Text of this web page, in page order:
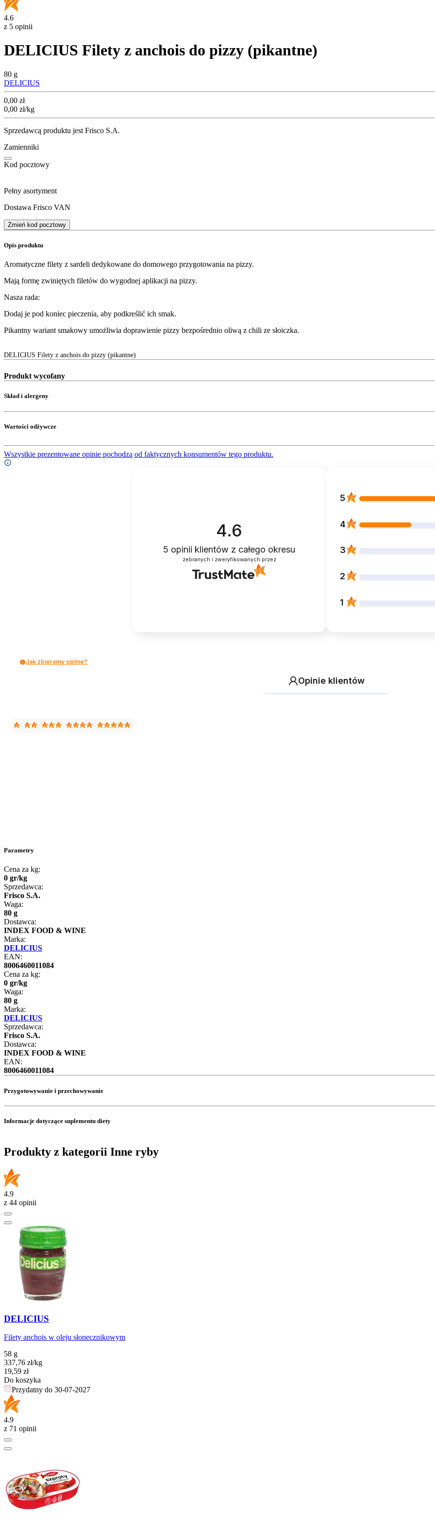
4.6
z 5 opinii
DELICIUS Filety z anchois do pizzy (pikantne)
80 g
DELICIUS
Cena
0,00 zł
0,00 zł/kg
Sprzedawcą produktu jest Frisco S.A.
Zamienniki
Kod pocztowy
Pełny asortyment
Dostawa Frisco VAN
Zmień kod pocztowy
Opis produktu
Aromatyczne filety z sardeli dedykowane do domowego przygotowania na pizzy.
Mają formę zwiniętych filetów do wygodnej aplikacji na pizzy.
Nasza rada:
Dodaj je pod koniec pieczenia, aby podkreślić ich smak.
Pikantny wariant smakowy umożliwia doprawienie pizzy bezpośrednio oliwą z chili ze słoiczka.
DELICIUS Filety z anchois do pizzy (pikantne)
Produkt wycofany
Skład i alergeny
Wartości odżywcze
Wszystkie prezentowane opinie pochodzą od faktycznych konsumentów tego produktu.
4.6
5 opinii klientów z całego okresu
zebranych i zweryfikowanych przez
5
4
3
2
1
Jak zbieramy opinie?
Opinie klientów
Parametry
Cena za kg:
0 gr/kg
Sprzedawca:
Frisco S.A.
Waga:
80 g
Dostawca:
INDEX FOOD & WINE
Marka:
DELICIUS
EAN:
8006460011084
Cena za kg:
0 gr/kg
Waga:
80 g
Marka:
DELICIUS
Sprzedawca:
Frisco S.A.
Dostawca:
INDEX FOOD & WINE
EAN:
8006460011084
Przygotowywanie i przechowywanie
Informacje dotyczące suplementu diety
Produkty z kategorii Inne ryby
4.9
z 44 opinii
DELICIUS
Filety anchois w oleju słonecznikowym
58 g
337,76 zł/kg
Cena
19,59 zł
Do koszyka
Przydatny do 30-07-2027
4.9
z 71 opinii